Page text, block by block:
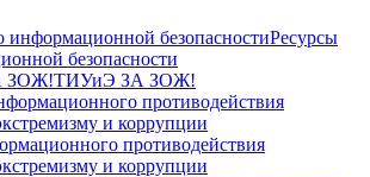
Ресурсы
безопасности
ТИУиЭ ЗА ЗОЖ!
противодействия
и коррупции